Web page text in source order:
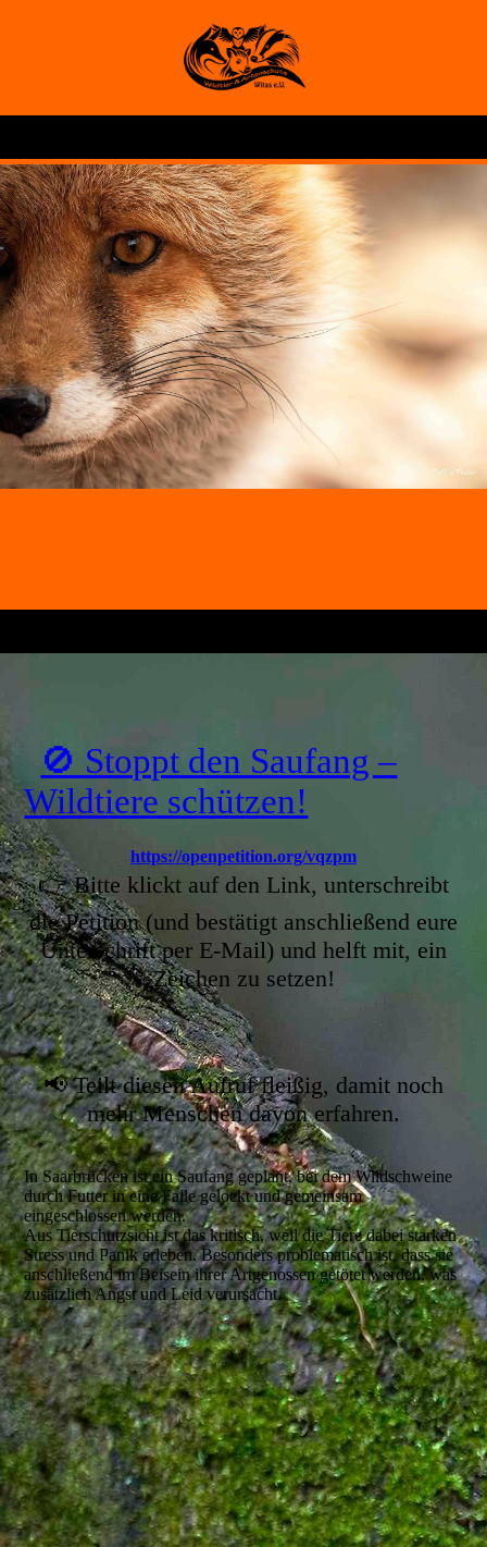
🚫 Stoppt den Saufang –
Wildtiere schützen!
https://openpetition.org/vqzpm
👉 Bitte klickt auf den Link, unterschreibt
die Petition (und bestätigt anschließend eure
Unterschrift per E-Mail) und helft mit, ein
Zeichen zu setzen!
📢 Teilt diesen Aufruf fleißig, damit noch
mehr Menschen davon erfahren.
In Saarbrücken ist ein Saufang geplant, bei dem Wildschweine
durch Futter in eine Falle gelockt und gemeinsam
eingeschlossen werden.
Aus Tierschutzsicht ist das kritisch, weil die Tiere dabei starken
Stress und Panik erleben. Besonders problematisch ist, dass sie
anschließend im Beisein ihrer Artgenossen getötet werden, was
zusätzlich Angst und Leid verursacht.